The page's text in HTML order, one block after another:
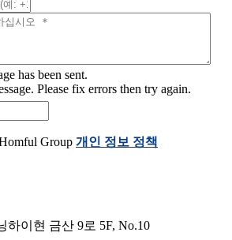
has been sent.
Please fix errors then try again.
Group 개인 정보 정책
하이현 금산 9로 5F, No.10